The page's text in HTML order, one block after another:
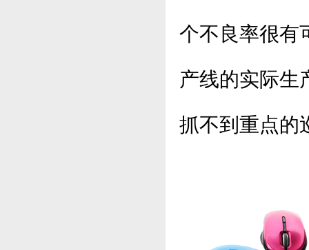
个不良率很有
产线的实际生
抓不到重点的